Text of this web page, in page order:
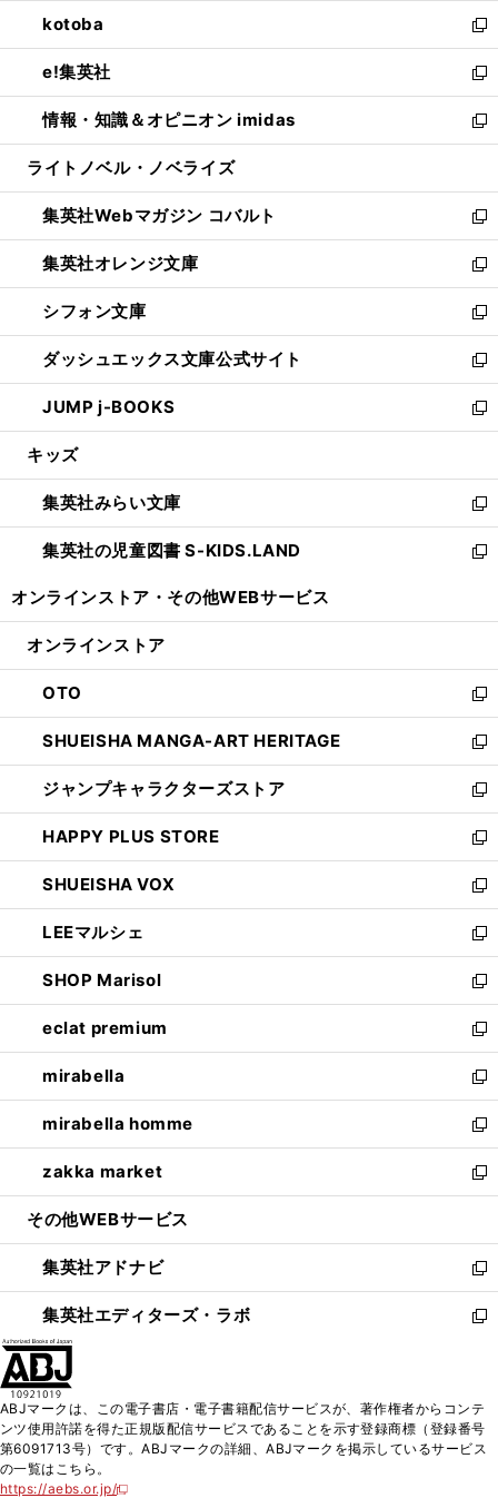
く
で
開
く
ド
ウ
で
開
く
ィ
ン
ド
ウ
で
開
し
い
ウ
ィ
ン
ド
ウ
開
く
kotoba
新
し
い
ウ
ィ
ン
ウ
で
開
く
e!集英社
新
し
い
ウ
ン
ド
ウ
で
開
く
情報・知識＆オピニオン imidas
新
し
ウ
ィ
ン
ド
ウ
で
開
く
ライトノベル・ノベライズ
集英社Webマガジン コバルト
新
し
い
ウ
ィ
ン
ド
ウ
で
開
集英社オレンジ文庫
新
し
い
ウ
ィ
ン
ド
ウ
開
く
シフォン文庫
新
し
い
ウ
ィ
ン
ウ
で
開
く
ダッシュエックス文庫公式サイト
新
し
い
ウ
ン
ド
ウ
で
JUMP j-BOOKS
新
し
ウ
ィ
ン
ド
開
キッズ
集英社みらい文庫
新
し
い
ン
ウ
で
開
く
集英社の児童図書 S-KIDS.LAND
新
ウ
ン
ド
ウ
で
開
く
オンラインストア・ その他WEBサービス
オンラインストア
OTO
新
し
い
ウ
ィ
ン
ド
ウ
で
開
く
SHUEISHA MANGA-ART HERITAGE
新
し
い
ウ
ィ
ン
ド
ウ
で
開
く
ジャンプキャラクターズストア
新
し
い
ウ
ィ
ン
ド
ウ
で
開
く
HAPPY PLUS STORE
新
し
い
ウ
ィ
ン
ド
ウ
で
開
く
SHUEISHA VOX
新
し
い
ウ
ィ
ン
ド
ウ
で
開
く
LEEマルシェ
新
し
い
ウ
ィ
ン
ド
ウ
で
開
く
SHOP Marisol
新
し
い
ウ
ィ
ン
ド
ウ
で
開
eclat premium
新
し
い
ウ
ィ
ン
ド
ウ
開
く
mirabella
新
し
い
ウ
ィ
ン
ウ
で
開
く
mirabella homme
新
し
い
ウ
ン
ド
ウ
で
zakka market
新
し
ウ
ィ
ン
ド
く
その他WEBサービス
集英社アドナビ
新
し
い
ド
ウ
で
集英社エディターズ・ラボ
新
ィ
ン
ド
ABJマークは、この電子書店・電子書籍配信サービスが、著作権者からコンテ
ンツ使用許諾を得た正規版配信サービスであることを示す登録商標（登録番号
第6091713号）です。ABJマークの詳細、ABJマークを掲示しているサービス
の一覧はこちら。
https://aebs.or.jp/
新